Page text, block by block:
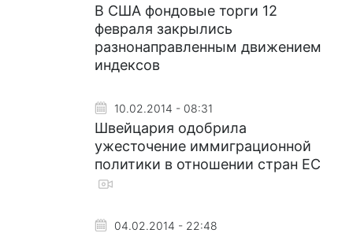
В США фондовые торги 12
февраля закрылись
разнонаправленным движением
индексов
10.02.2014 - 08:31
Швейцария одобрила
ужесточение иммиграционной
политики в отношении стран ЕС
04.02.2014 - 22:48